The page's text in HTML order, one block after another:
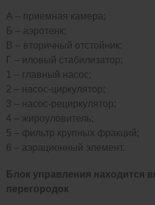
А – приемная камера;
Б – аэротенк;
В – вторичный отстойник;
Г – иловый стабилизатор;
1 – главный насос;
2 – насос-циркулятор;
3 – насос-рециркулятор;
4 – жироуловитель;
5 – фильтр крупных фракций;
6 – аэрационный элемент.
Блок управления находится
перегородок